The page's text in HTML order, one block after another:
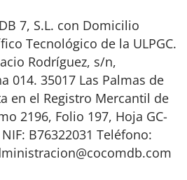
7, S.L. con Domicilio
Tecnológico de la ULPGC.
Rodríguez, s/n,
014. 35017 Las Palmas de
en el Registro Mercantil de
2196, Folio 197, Hoja GC-
B76322031 Teléfono: